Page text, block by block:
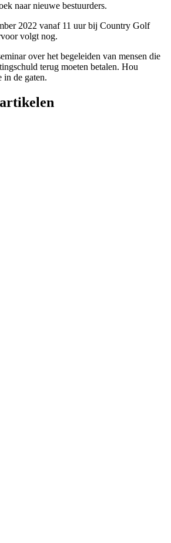
naar nieuwe bestuurders.
2022 vanaf 11 uur bij Country Golf
volgt nog.
over het begeleiden van mensen die
terug moeten betalen. Hou
in de gaten.